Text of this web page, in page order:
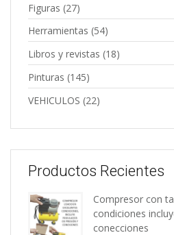
Figuras (27)
Herramientas (54)
Libros y revistas (18)
Pinturas (145)
VEHICULOS (22)
Productos Recientes
Compresor con
condiciones
conecciones